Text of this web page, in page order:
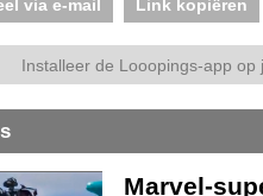
via e-mail Link kopiëren
Installeer de Looopings-app op
Marvel-